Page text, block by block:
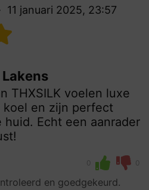
11 januari 2025, 23:57
THXSILK voelen luxe
koel en zijn perfect
Echt een aanrader
0 0
en goedgekeurd.